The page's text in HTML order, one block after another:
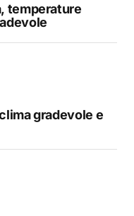
temperature
gradevole e